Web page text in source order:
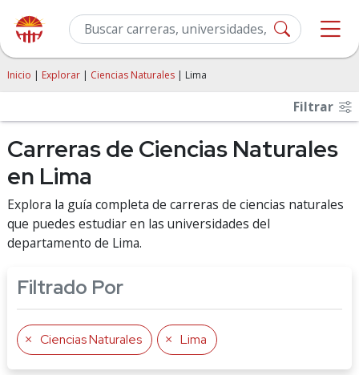
Inicio | Explorar | Ciencias Naturales | Lima
Filtrar
Carreras de Ciencias Naturales
en Lima
Explora la guía completa de carreras de ciencias naturales
que puedes estudiar en las universidades del
departamento de Lima.
Filtrado Por
Ciencias Naturales Lima